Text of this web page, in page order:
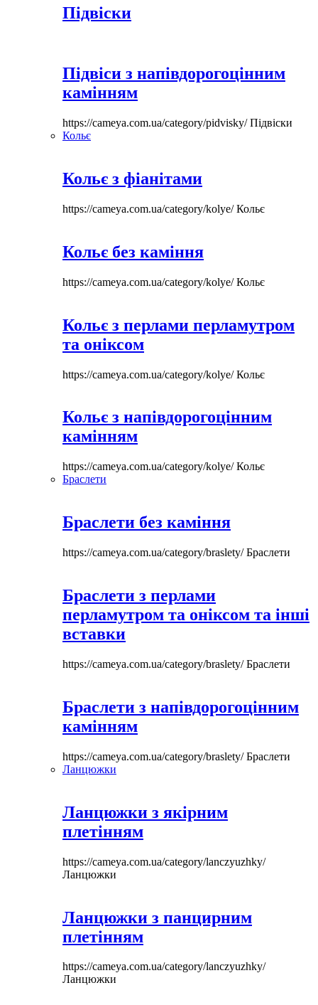
Підвіски
Підвіси з напівдорогоцінним
камінням
https://cameya.com.ua/category/pidvisky/Підвіски
Кольє
Кольє з фіанітами
https://cameya.com.ua/category/kolye/Кольє
Кольє без каміння
https://cameya.com.ua/category/kolye/Кольє
Кольє з перлами перламутром
та оніксом
https://cameya.com.ua/category/kolye/Кольє
Кольє з напівдорогоцінним
камінням
https://cameya.com.ua/category/kolye/Кольє
Браслети
Браслети без каміння
https://cameya.com.ua/category/braslety/Браслети
Браслети з перлами
перламутром та оніксом та інші
вставки
https://cameya.com.ua/category/braslety/Браслети
Браслети з напівдорогоцінним
камінням
https://cameya.com.ua/category/braslety/Браслети
Ланцюжки
Ланцюжки з якірним
плетінням
https://cameya.com.ua/category/lanczyuzhky/
Ланцюжки
Ланцюжки з панцирним
плетінням
https://cameya.com.ua/category/lanczyuzhky/
Ланцюжки